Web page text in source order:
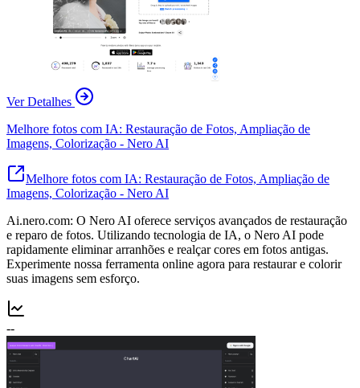
Ver Detalhes
Melhore fotos com IA: Restauração de Fotos, Ampliação de
Imagens, Colorização - Nero AI
Melhore fotos com IA: Restauração de Fotos, Ampliação de
Imagens, Colorização - Nero AI
Ai.nero.com: O Nero AI oferece serviços avançados de restauração
e reparo de fotos. Utilizando tecnologia de IA, o Nero AI pode
rapidamente eliminar arranhões e realçar cores em fotos antigas.
Experimente nossa ferramenta online agora para restaurar e colorir
suas imagens sem esforço.
--